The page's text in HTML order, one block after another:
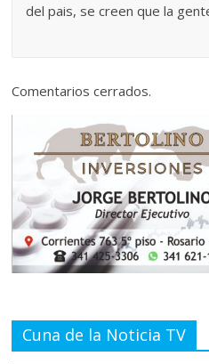
del pais, se creen que la
Comentarios cerrados.
Cuna de la Noticia TV